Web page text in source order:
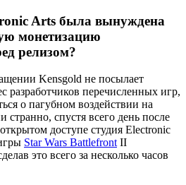
Arts была вынуждена
монетизацию
релизом?
Kensgold не посылает
разработчиков перечисленных игр,
о пагубном воздействии на
странно, спустя всего день после
доступе студия Electronic
Star Wars Battlefront II
это всего за несколько часов